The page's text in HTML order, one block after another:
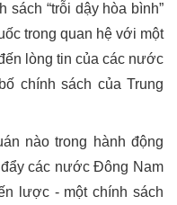
sách “trỗi dậy hòa bình”
trong quan hệ với một
lòng tin của các nước
chính sách của Trung
nào trong hành động
các nước Đông Nam
lược - một chính sách